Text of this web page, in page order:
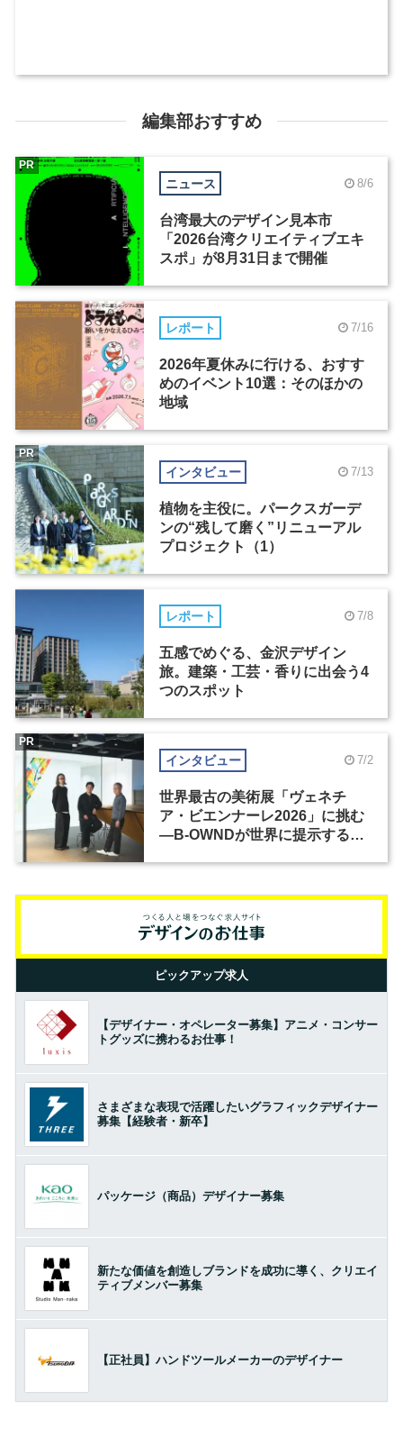
編集部おすすめ
ニュース 8/6
台湾最大のデザイン見本市
「2026台湾クリエイティブエキ
スポ」が8月31日まで開催
PR
レポート 7/16
2026年夏休みに行ける、おすす
めのイベント10選：そのほかの
地域
インタビュー 7/13
植物を主役に。パークスガーデ
ンの“残して磨く”リニューアル
プロジェクト（1）
PR
レポート 7/8
五感でめぐる、金沢デザイン
旅。建築・工芸・香りに出会う4
つのスポット
インタビュー 7/2
世界最古の美術展「ヴェネチ
ア・ビエンナーレ2026」に挑む
―B-OWNDが世界に提示する美
PR
ピックアップ求人
【デザイナー・オペレーター募集】アニメ・コンサー
トグッズに携わるお仕事！
さまざまな表現で活躍したいグラフィックデザイナー
募集【経験者・新卒】
パッケージ（商品）デザイナー募集
新たな価値を創造しブランドを成功に導く、クリエイ
ティブメンバー募集
【正社員】ハンドツールメーカーのデザイナー